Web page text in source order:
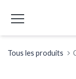
Tous les produits